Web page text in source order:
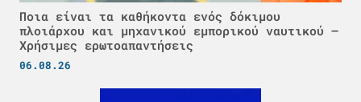
Ποια είναι τα καθήκοντα ενός δόκιμου
πλοιάρχου και μηχανικού εμπορικού ναυτικού –
Χρήσιμες ερωτοαπαντήσεις
06.08.26